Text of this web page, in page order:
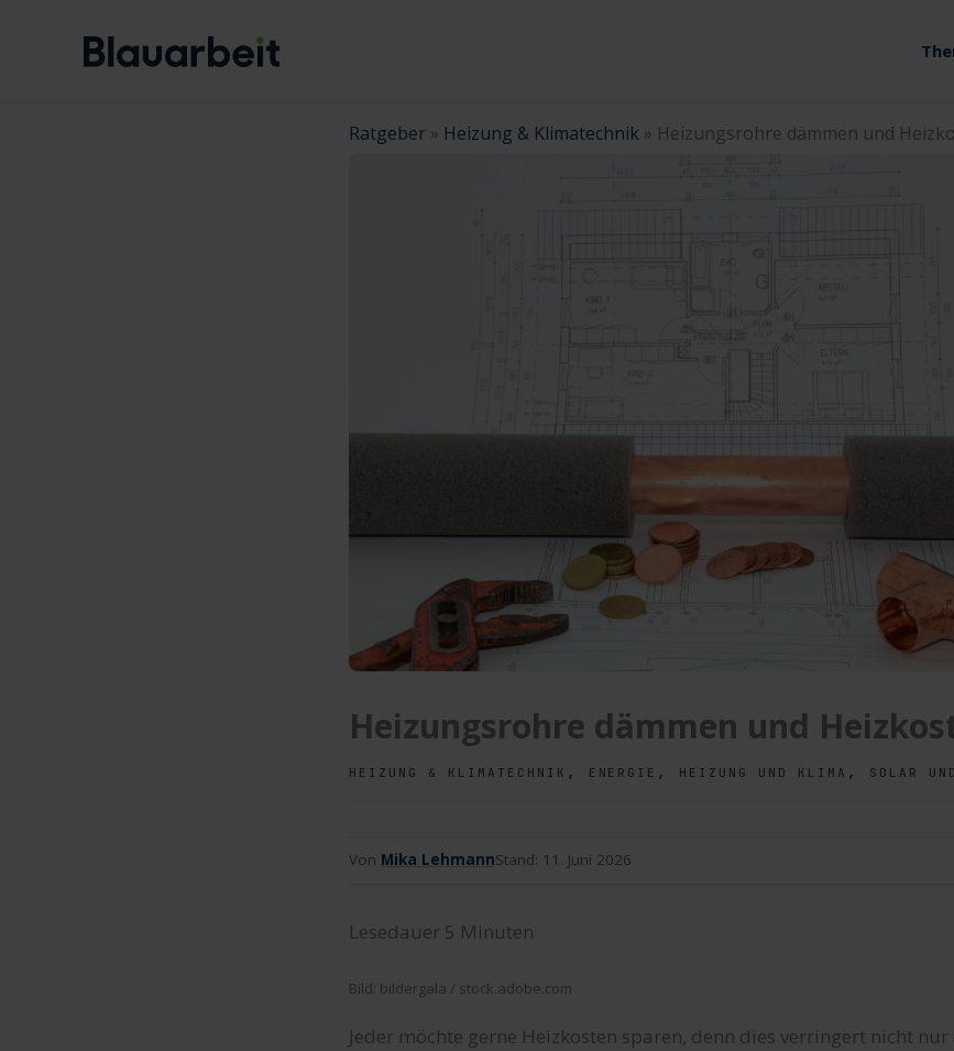
Ratgeber » Heizung & Klimatechnik » Heizungsrohre dämmen und
Heizungsrohre dämmen und
HEIZUNG & KLIMATECHNIK , ENERGIE , HEIZUNG UND KLIMA , SOLAR
Von Mika LehmannStand: 11. Juni 2026
Lesedauer 5 Minuten
Bild: bildergala / stock.adobe.com
Jeder möchte gerne Heizkosten sparen, denn dies verringert nicht